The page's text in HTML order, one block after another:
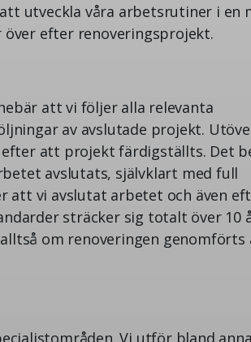
utveckla våra arbetsrutiner i en
efter renoveringsprojekt.
att vi följer alla relevanta
av avslutade projekt.
att projekt färdigställts. Det
avslutats, självklart med full
vi avslutat arbetet och även
sträcker sig totalt över 10
om renoveringen genomförts
Vi utför bland